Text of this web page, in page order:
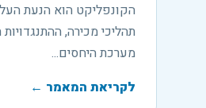
הקונפליקט הוא הנעת
תהליכי מכירה,
מערכת היחסים...
לקריאת המאמר ←